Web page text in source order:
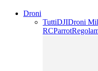
Droni
TuttiDJIDroni
RCParrot